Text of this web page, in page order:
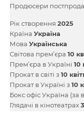
Продюсери
Рік створення 2025
Країна Україна
Мова Українська
Світова прем’єра 10
Прем’єра в Україні 10
Прокат в світі з 10
Прокат в Україні з 10
Бокс офіс Україна (за
Глядачі в кінотеатрах